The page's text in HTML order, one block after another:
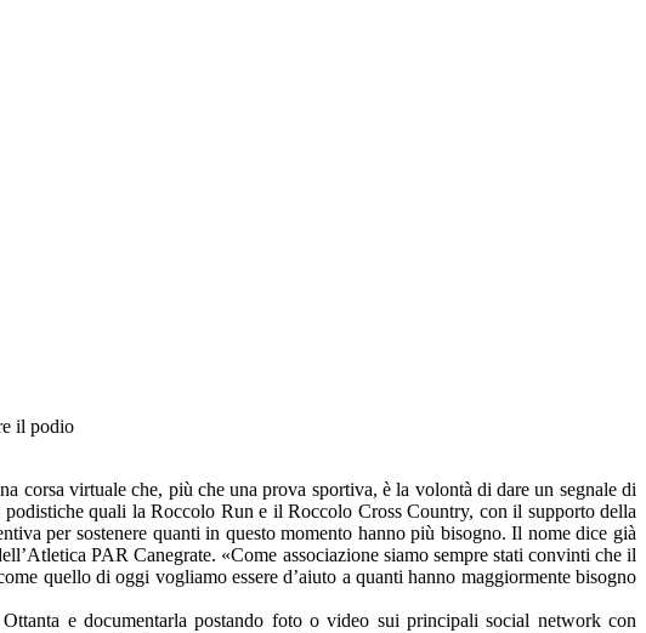
il podio
corsa virtuale che, più che una prova sportiva, è la volontà di dare un segnale di
quali la Roccolo Run e il Roccolo Cross Country, con il supporto della
per sostenere quanti in questo momento hanno più bisogno. Il nome dice già
PAR Canegrate. «Come associazione siamo sempre stati convinti che il
quello dioggi vogliamo essere d’aiuto a quanti hanno maggiormente bisogno
e documentarla postando foto o video sui principali social network con